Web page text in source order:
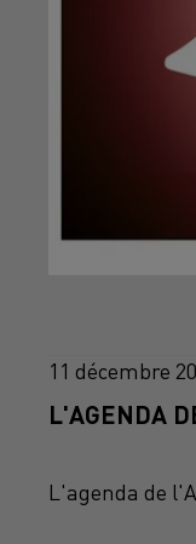
11 décembre
L'AGENDA
L'agenda de